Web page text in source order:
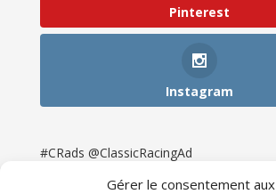
Gérer le consentement aux
Pinterest
Instagram
#CRads @ClassicRacingAd